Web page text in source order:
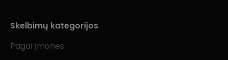
Skelbimų kategorijos
Pagal įmones